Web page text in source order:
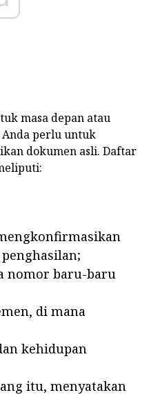
masa depan atau
Anda perlu untuk
dokumen asli. Daftar
nomor baru-baru
di mana
kehidupan
itu, menyatakan